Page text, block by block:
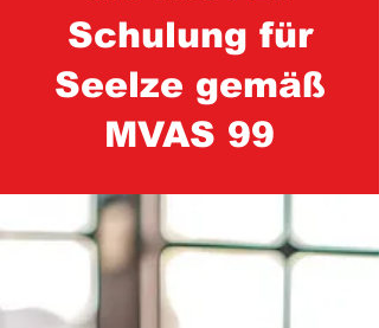
Schulung für
Seelze gemäß
MVAS 99